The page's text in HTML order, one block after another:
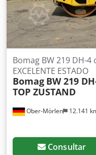
Ober-Mörlen 12.141
Bomag BW 219 DH-
EXCELENTE ESTADO
Bomag BW 219
TOP ZUSTAND
Consultar